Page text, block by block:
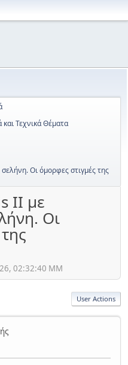
και Τεχνικά Θέματα
Οι όμορφες στιγμές της
II με
Οι
02:32:40 ΜΜ
User Actions